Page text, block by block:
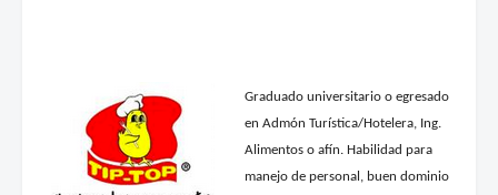
Graduado universitario o egresado
en Admón Turística/Hotelera, Ing.
Alimentos o afín. Habilidad para
manejo de personal, buen dominio